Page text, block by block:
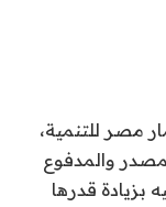
مصر للتنمية،
والمدفوع
5.446 مليار جنيه بزيادة قدرها